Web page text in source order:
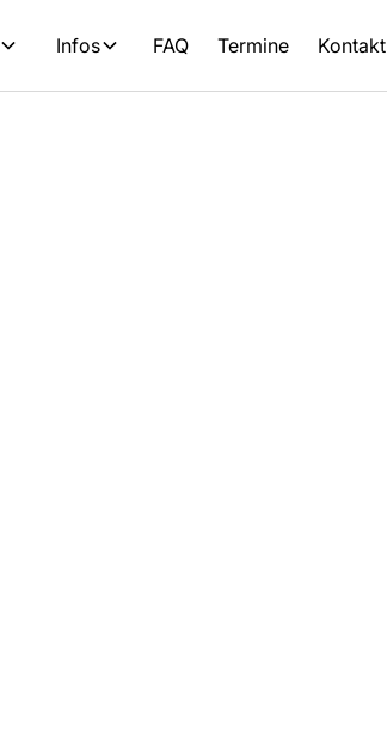
Infos FAQ Termine Kontakt